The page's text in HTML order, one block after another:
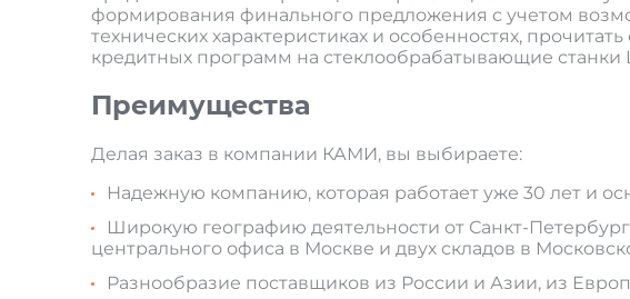
формирования финального предложения с учетом
технических характеристиках и особенностях,
кредитных программ на стеклообрабатывающие станки
Преимущества
Делая заказ в компании КАМИ, вы выбираете:
Надежную компанию, которая работает уже 30 лет и
Широкую географию деятельности от Санкт-
центрального офиса в Москве и двух складов в
Разнообразие поставщиков из России и Азии, из